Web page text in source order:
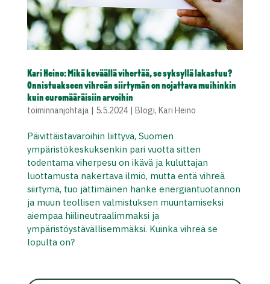
Kari Heino: Mikä keväällä vihertää, se syksyllä lakastuu?
Onnistuakseen vihreän siirtymän on nojattava muihinkin
kuin euromääräisiin arvoihin
toiminnanjohtaja | 5.5.2024| Blogi, Kari Heino
Päivittäistavaroihin liittyvä, Suomen
ympäristökeskuksenkin pari vuotta sitten
todentama viherpesu on ikävä ja kuluttajan
luottamusta nakertava ilmiö, mutta entä vihreä
siirtymä, tuo jättimäinen hanke energiantuotannon
ja muun teollisen valmistuksen muuntamiseksi
aiempaa hiilineutraalimmaksi ja
ympäristöystävällisemmäksi. Kuinka vihreä se
lopulta on?